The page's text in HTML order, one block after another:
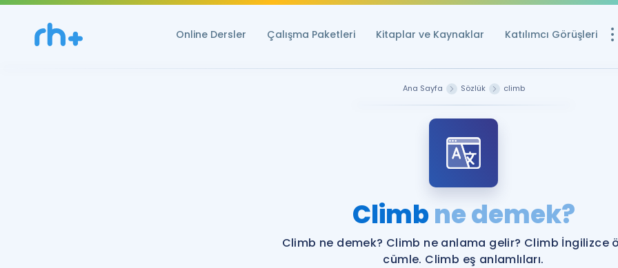
Online Dersler Çalışma Paketleri Kitaplar ve Kaynaklar Katılımcı Görüşleri
YDS ve YÖKDİL
Rehberlik Aracı
YDS ve
Ana Sayfa Sözlük climb
Climbne demek?
Climb ne demek? Climb ne anlama gelir? Climb İngilizce
cümle. Climb eş anlamlıları.